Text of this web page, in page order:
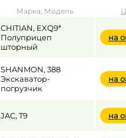
до
Марка, Модель
CHITIAN, EXQ9*
Полуприцеп
шторный
на
SHANMON, 388
Экскаватор-
погрузчик
на
JAC, T9 на